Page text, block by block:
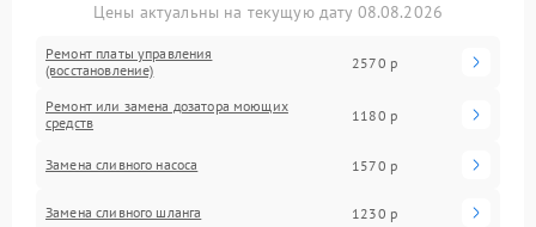
Цены актуальны на текущую дату 08.08.2026
Ремонт платы управления
(восстановление)
2570 р
Ремонт или замена дозатора моющих
средств
1180 р
Замена сливного насоса 1570 р
Замена сливного шланга 1230 р